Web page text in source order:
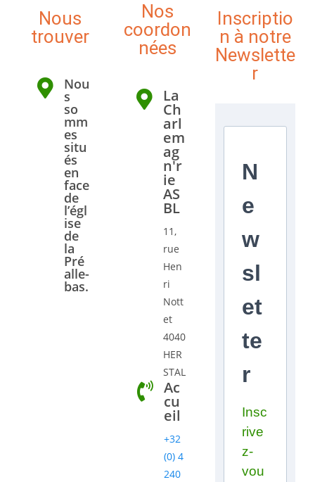
Nous
trouver
Nou
s
so
mm
es
situ
és
en
face
de
l’égl
ise
de
la
Pré
alle-
bas.
Nos
coordon
nées
La
Ch
arl
em
ag
n'r
ie
AS
BL
11,
rue
Hen
ri
Nott
et
4040
HER
STAL
Ac
cu
eil
+32
(0) 4
240
Inscriptio
n à notre
Newslette
r
N
e
w
sl
et
te
r
Insc
rive
z-
vou